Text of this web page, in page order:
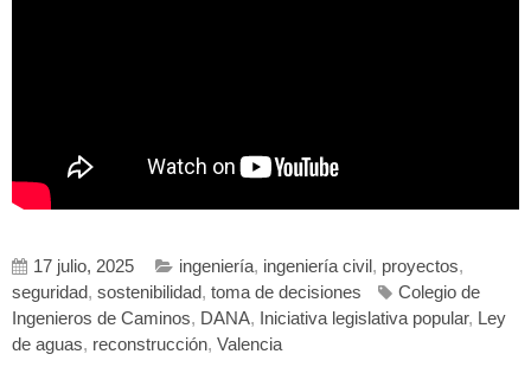
17 julio, 2025 ingeniería, ingeniería civil, proyectos,
seguridad, sostenibilidad, toma de decisiones
Colegio de
Ingenieros de Caminos, DANA, Iniciativa legislativa popular, Ley
de aguas, reconstrucción, Valencia